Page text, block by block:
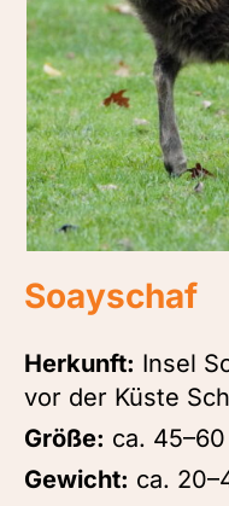
Soayschaf
Herkunft: Insel
vor der Küste
Größe: ca.
Gewicht: ca.